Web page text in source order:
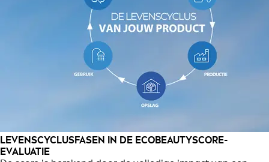
LEVENSCYCLUSFASEN IN DE ECOBEAUTYSCORE-
EVALUATIE